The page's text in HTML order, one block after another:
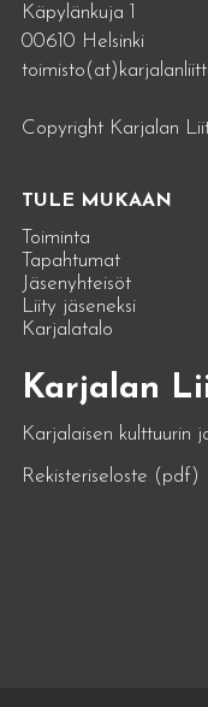
Käpylänkuja 1
00610 Helsinki
Copyright Karjalan
TULE MUKAAN
Toiminta
Tapahtumat
Jäsenyhteisöt
Liity jäseneksi
Karjalatalo
Karjalan
Karjalaisen kulttuurin
Rekisteriseloste (pdf)